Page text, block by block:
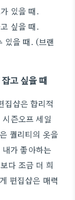
있을 때.
싶을 때.
있을 때. (브랜
고 싶을 때
집샵은 합리적
즌오프 세일
퀄리티의 옷을
가 좋아하는
다 조금 더 희
편집샵은 매력